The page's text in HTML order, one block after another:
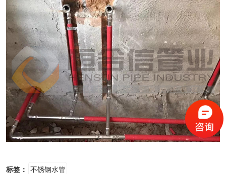
标签： 不锈钢水管